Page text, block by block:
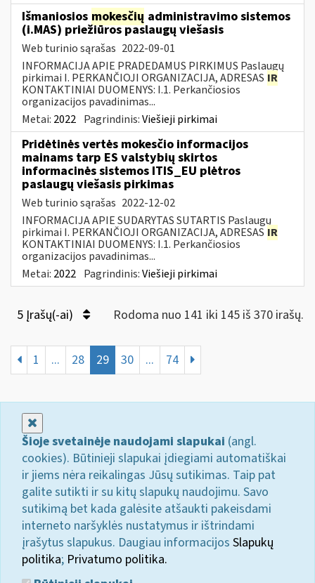
Išmaniosios mokesčių administravimo sistemos
(i.MAS) priežiūros paslaugų viešasis
Web turinio sąrašas 2022-09-01
INFORMACIJA APIE PRADEDAMUS PIRKIMUS Paslaugų
pirkimai I. PERKANČIOJI ORGANIZACIJA, ADRESAS IR
KONTAKTINIAI DUOMENYS: I.1. Perkančiosios
organizacijos pavadinimas...
Metai: 2022 Pagrindinis:Viešieji pirkimai
Pridėtinės vertės mokesčio informacijos
mainams tarp ES valstybių skirtos
informacinės sistemos ITIS_EU plėtros
paslaugų viešasis pirkimas
Web turinio sąrašas 2022-12-02
INFORMACIJA APIE SUDARYTAS SUTARTIS Paslaugų
pirkimai I. PERKANČIOJI ORGANIZACIJA, ADRESAS IR
KONTAKTINIAI DUOMENYS: I.1. Perkančiosios
organizacijos pavadinimas...
Metai: 2022 Pagrindinis:Viešieji pirkimai
5 Įrašų(-ai) Rodoma nuo 141 iki 145 iš 370 irašų.
1 ... 28 29 30 ... 74
Šioje svetainėje naudojami slapukai (angl.
cookies). Būtinieji slapukai įdiegiami automatiškai
ir jiems nėra reikalingas Jūsų sutikimas. Taip pat
galite sutikti ir su kitų slapukų naudojimu. Savo
sutikimą bet kada galėsite atšaukti pakeisdami
interneto naršyklės nustatymus ir ištrindami
įrašytus slapukus. Daugiau informacijos Slapukų
politika; Privatumo politika.